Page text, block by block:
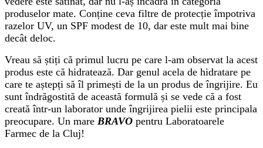
produselor mate. Conține ceva filtre de protecție împotriva
razelor UV, un SPF modest de 10, dar este mult mai bine
decât deloc.
Vreau să știți că primul lucru pe care l-am observat la acest
produs este că hidratează. Dar genul acela de hidratare pe
care te aștepți să îl primești de la un produs de îngrijire. Eu
sunt îndrăgostită de această formulă și se vede că a fost
creată într-un laborator unde îngrijirea pielii este principala
preocupare. Un mare BRAVO pentru Laboratoarele
Farmec de la Cluj!